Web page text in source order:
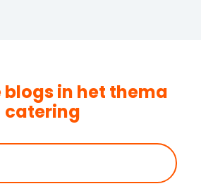
blogs in het thema
catering